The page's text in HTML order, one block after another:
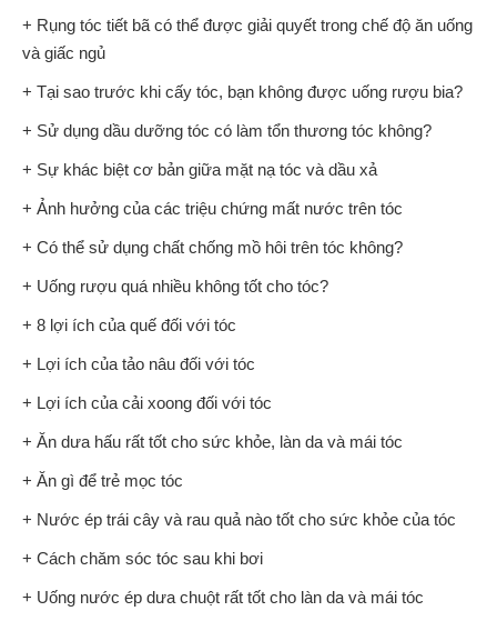
+ Rụng tóc tiết bã có thể được giải quyết trong chế độ ăn uống
và giấc ngủ
+ Tại sao trước khi cấy tóc, bạn không được uống rượu bia?
+ Sử dụng dầu dưỡng tóc có làm tổn thương tóc không?
+ Sự khác biệt cơ bản giữa mặt nạ tóc và dầu xả
+ Ảnh hưởng của các triệu chứng mất nước trên tóc
+ Có thể sử dụng chất chống mồ hôi trên tóc không?
+ Uống rượu quá nhiều không tốt cho tóc?
+ 8 lợi ích của quế đối với tóc
+ Lợi ích của tảo nâu đối với tóc
+ Lợi ích của cải xoong đối với tóc
+ Ăn dưa hấu rất tốt cho sức khỏe, làn da và mái tóc
+ Ăn gì để trẻ mọc tóc
+ Nước ép trái cây và rau quả nào tốt cho sức khỏe của tóc
+ Cách chăm sóc tóc sau khi bơi
+ Uống nước ép dưa chuột rất tốt cho làn da và mái tóc